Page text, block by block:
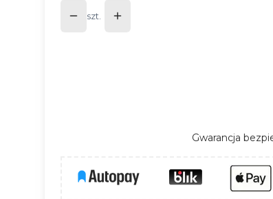
szt.
Gwarancja